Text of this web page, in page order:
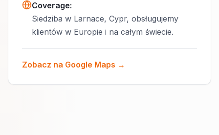
Coverage:
Siedziba w Larnace, Cypr, obsługujemy
klientów w Europie i na całym świecie.
Zobacz na Google Maps →